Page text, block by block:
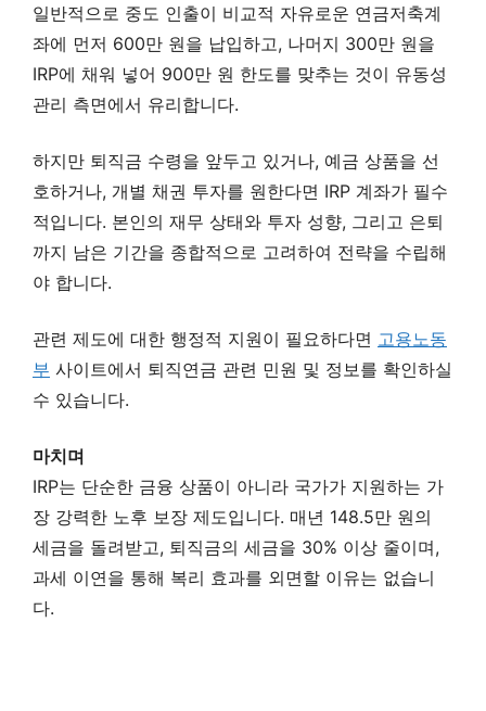
일반적으로 중도 인출이 비교적 자유로운 연금저축계
좌에 먼저 600만 원을 납입하고, 나머지 300만 원을
IRP에 채워 넣어 900만 원 한도를 맞추는 것이 유동성
관리 측면에서 유리합니다.
하지만 퇴직금 수령을 앞두고 있거나, 예금 상품을 선
호하거나, 개별 채권 투자를 원한다면 IRP 계좌가 필수
적입니다. 본인의 재무 상태와 투자 성향, 그리고 은퇴
까지 남은 기간을 종합적으로 고려하여 전략을 수립해
야 합니다.
관련 제도에 대한 행정적 지원이 필요하다면 고용노동
부 사이트에서 퇴직연금 관련 민원 및 정보를 확인하실
수 있습니다.
마치며
IRP는 단순한 금융 상품이 아니라 국가가 지원하는 가
장 강력한 노후 보장 제도입니다. 매년 148.5만 원의
세금을 돌려받고, 퇴직금의 세금을 30% 이상 줄이며,
과세 이연을 통해 복리 효과를 외면할 이유는 없습니
다.